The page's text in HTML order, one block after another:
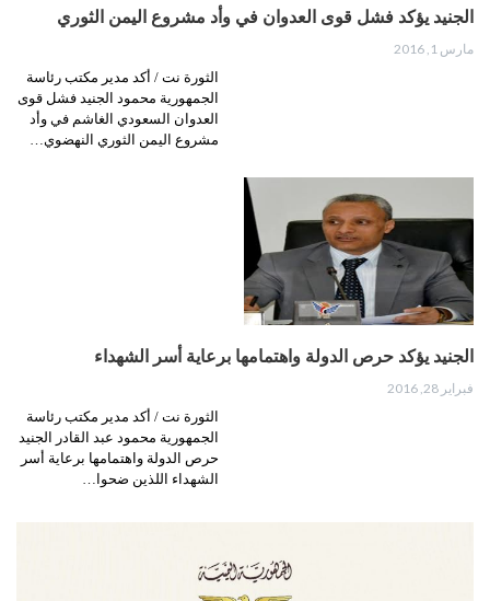
الجنيد يؤكد فشل قوى العدوان في وأد مشروع اليمن الثوري
مارس 1, 2016
الثورة نت / أكد مدير مكتب رئاسة
الجمهورية محمود الجنيد فشل قوى
العدوان السعودي الغاشم في وأد
مشروع اليمن الثوري النهضوي…
الجنيد يؤكد حرص الدولة واهتمامها برعاية أسر الشهداء
فبراير 28, 2016
الثورة نت / أكد مدير مكتب رئاسة
الجمهورية محمود عبد القادر الجنيد
حرص الدولة واهتمامها برعاية أسر
الشهداء اللذين ضحوا…